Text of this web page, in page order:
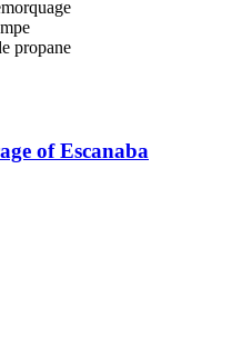
propane
of Escanaba